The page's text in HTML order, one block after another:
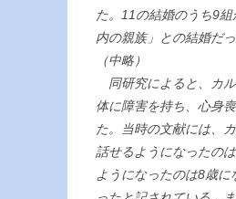
た。11の結婚のうち9
内の親族」との結婚だっ
（中略）
同研究によると、カ
体に障害を持ち、心身
た。当時の文献には、
話せるようになったの
ようになったのは8歳に